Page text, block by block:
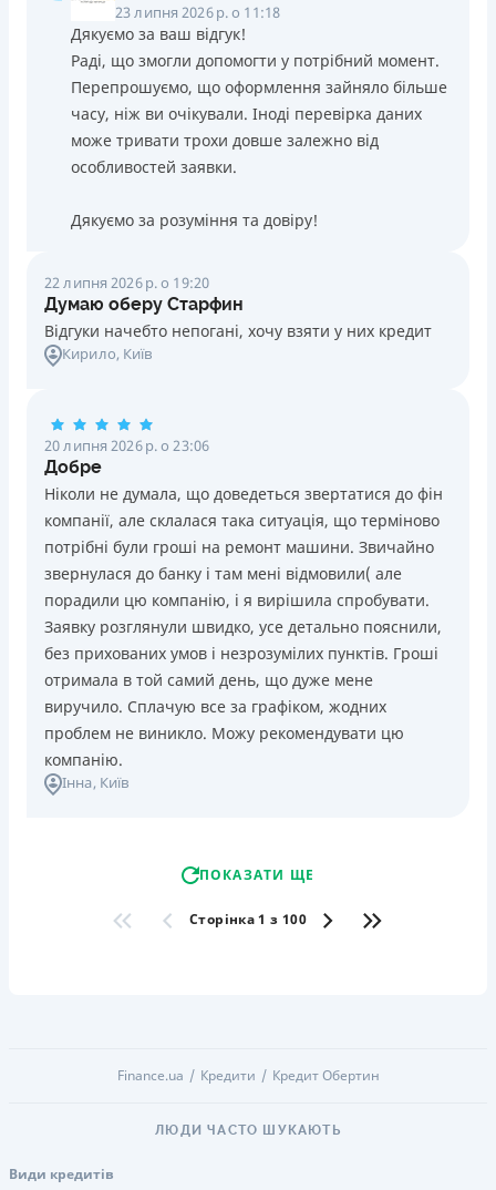
23 липня 2026 р. о 11:18
Дякуємо за ваш відгук!
Раді, що змогли допомогти у потрібний момент.
Перепрошуємо, що оформлення зайняло більше
часу, ніж ви очікували. Іноді перевірка даних
може тривати трохи довше залежно від
особливостей заявки.
Дякуємо за розуміння та довіру!
22 липня 2026 р. о 19:20
Думаю оберу Старфин
Відгуки начебто непогані, хочу взяти у них кредит
Кирило, Київ
20 липня 2026 р. о 23:06
Добре
Ніколи не думала, що доведеться звертатися до фін
компанії, але склалася така ситуація, що терміново
потрібні були гроші на ремонт машини. Звичайно
звернулася до банку і там мені відмовили( але
порадили цю компанію, і я вирішила спробувати.
Заявку розглянули швидко, усе детально пояснили,
без прихованих умов і незрозумілих пунктів. Гроші
отримала в той самий день, що дуже мене
виручило. Сплачую все за графіком, жодних
проблем не виникло. Можу рекомендувати цю
компанію.
Інна, Київ
ПОКАЗАТИ ЩЕ
Сторінка 1 з 100
Finance.ua Кредити Кредит Обертин
ЛЮДИ ЧАСТО ШУКАЮТЬ
Види кредитів